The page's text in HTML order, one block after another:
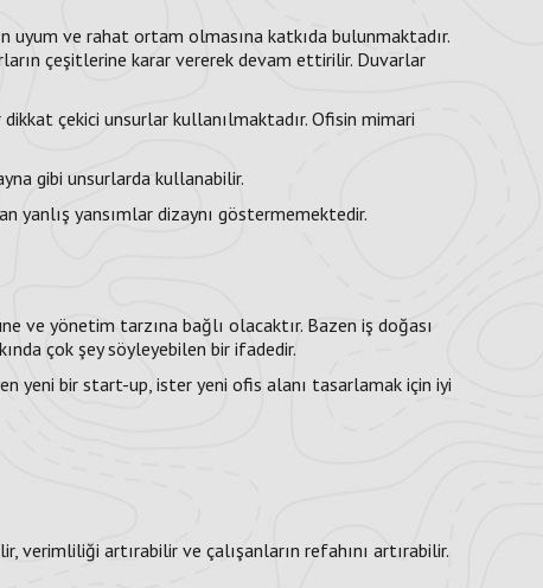
uyum ve rahat ortam olmasına katkıda bulunmaktadır.
çeşitlerine karar vererek devam ettirilir. Duvarlar
çekici unsurlar kullanılmaktadır. Ofisin mimari
gibi unsurlarda kullanabilir.
yanlış yansımlar dizaynı göstermemektedir.
ve yönetim tarzına bağlı olacaktır. Bazen iş doğası
çok şey söyleyebilen bir ifadedir.
yeni bir start-up, ister yeni ofis alanı tasarlamak için iyi
verimliliği artırabilir ve çalışanların refahını artırabilir.